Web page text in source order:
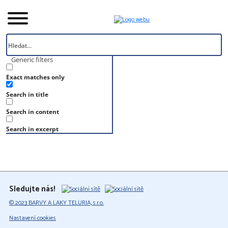
Generic filters
Exact matches only
Search in title
Search in content
Search in excerpt
Úvod
Vzorník
S 3040-R50B
S 3040-R50B
Sledujte nás!
© 2023 BARVY A LAKY TELURIA, s.r.o.
Nastavení cookies